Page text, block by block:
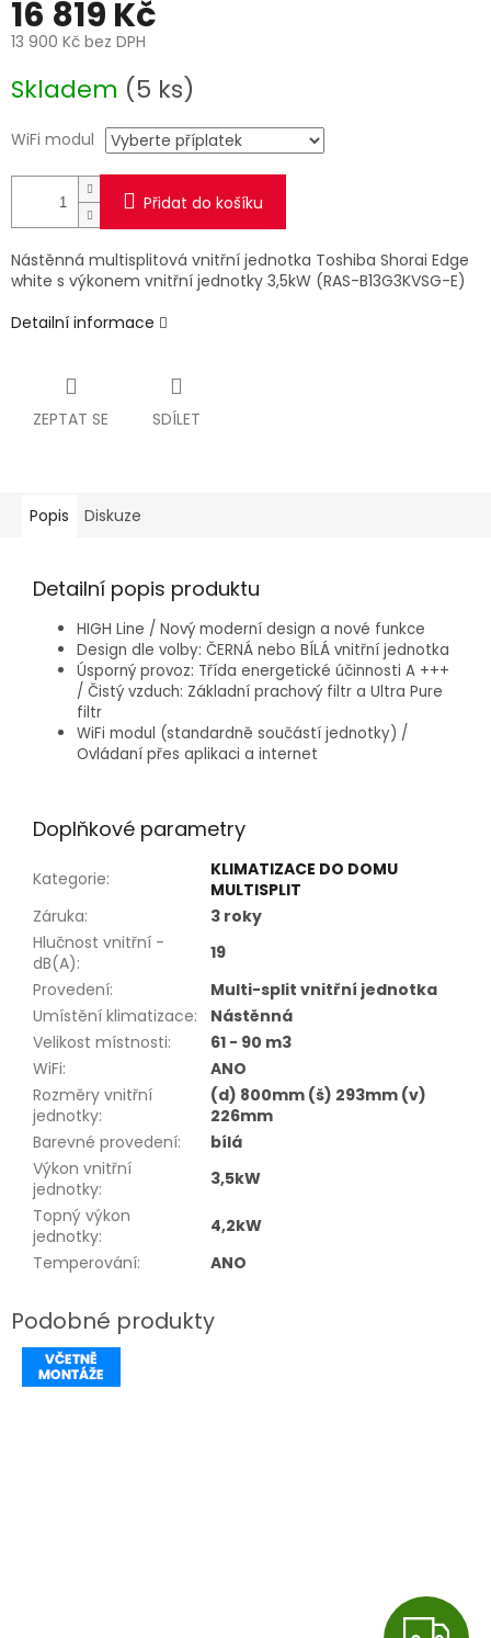
16 819 Kč
13 900 Kč bez DPH
cena:
Skladem (5 ks)
WiFi modul
Přidat do košíku
Nástěnná multisplitová vnitřní jednotka Toshiba Shorai Edge
white s výkonem vnitřní jednotky 3,5kW (RAS-B13G3KVSG-E)
Detailní informace
ZEPTAT SE SDÍLET
Popis Diskuze
Detailní popis produktu
HIGH Line / Nový moderní design a nové funkce
Design dle volby: ČERNÁ nebo BÍLÁ vnitřní jednotka
Úsporný provoz: Třída energetické účinnosti A +++
/ Čistý vzduch: Základní prachový filtr a Ultra Pure
filtr
WiFi modul (standardně součástí jednotky) /
Ovládaní přes aplikaci a internet
Doplňkové parametry
Kategorie:
KLIMATIZACE DO DOMU
MULTISPLIT
Záruka:
3 roky
Hlučnost vnitřní -
dB(A):
19
Provedení:
Multi-split vnitřní jednotka
Umístění klimatizace:
Nástěnná
Velikost místnosti:
61 - 90 m3
WiFi:
ANO
Rozměry vnitřní
jednotky:
(d) 800mm (š) 293mm (v)
226mm
Barevné provedení:
bílá
Výkon vnitřní
jednotky:
3,5kW
Topný výkon
jednotky:
4,2kW
Temperování: ANO